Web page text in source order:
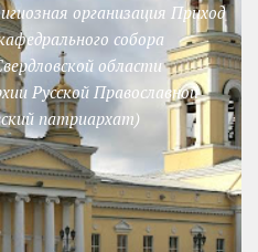
организация Приход
собора
области
Русской Православной
патриархат)